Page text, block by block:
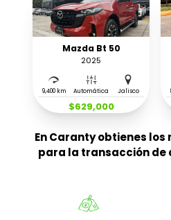
Mazda Bt 50
2025
9,400 km Automática Jalisco
$629,000
En Caranty obtienes
para la transacción de